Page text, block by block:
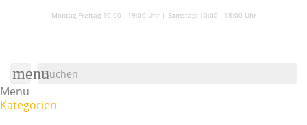
Montag-Freitag 10:00 - 19:00 Uhr | Samstag: 10:00 - 18:00 Uhr
menu
Menu
Kategorien